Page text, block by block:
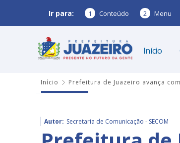
Ir para: 1 Conteúdo 2 Menu
Início
Início Prefeitura de Juazeiro avança
Autor: Secretaria de Comunicação - SECOM